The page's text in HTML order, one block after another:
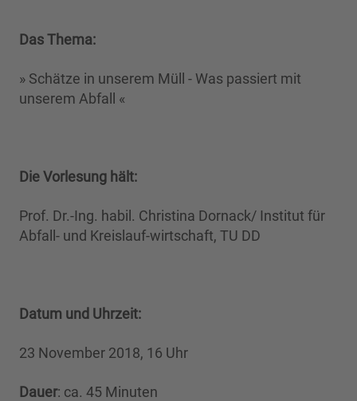
Das Thema:
» Schätze in unserem Müll - Was passiert mit
unserem Abfall «
Die Vorlesung hält:
Prof. Dr.-Ing. habil. Christina Dornack/ Institut für
Abfall- und Kreislauf-wirtschaft, TU DD
Datum und Uhrzeit:
23 November 2018, 16 Uhr
Dauer: ca. 45 Minuten